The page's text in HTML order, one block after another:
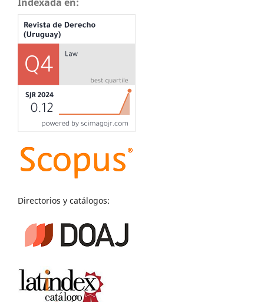
Directorios y catálogos: